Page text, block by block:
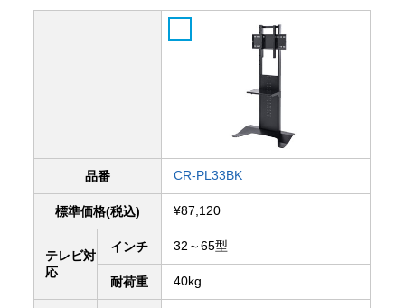
品番 CR-PL33BK
標準価格(税込) ¥87,120
テレビ対
応
インチ 32～65型
耐荷重 40kg